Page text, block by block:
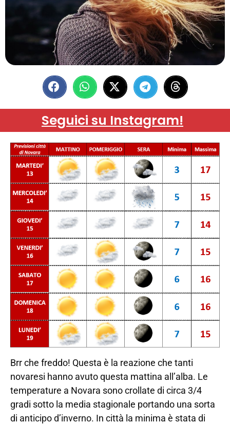
Seguici su Instagram!
Brr che freddo! Questa è la reazione che tanti
novaresi hanno avuto questa mattina all’alba. Le
temperature a Novara sono crollate di circa 3/4
gradi sotto la media stagionale portando una sorta
di anticipo d’inverno. In città la minima è stata di